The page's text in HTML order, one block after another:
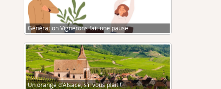
Génération Vignerons fait une pause
Un orange d’Alsace, s’il vous plait !